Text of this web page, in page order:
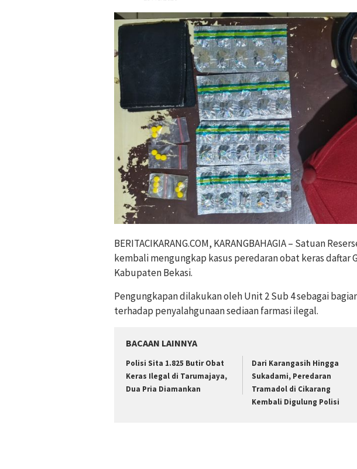
BERITACIKARANG.COM, KARANGBAHAGIA – Satuan
kembali mengungkap kasus peredaran obat keras daftar
Kabupaten Bekasi.
Pengungkapan dilakukan oleh Unit 2 Sub 4 sebagai
terhadap penyalahgunaan sediaan farmasi ilegal.
BACAAN LAINNYA
Polisi Sita 1.825 Butir Obat
Keras Ilegal di Tarumajaya,
Dua Pria Diamankan
Dari Karangasih Hingga
Sukadami, Peredaran
Tramadol di Cikarang
Kembali Digulung Polisi